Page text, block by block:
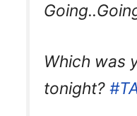
Which was
tonight?